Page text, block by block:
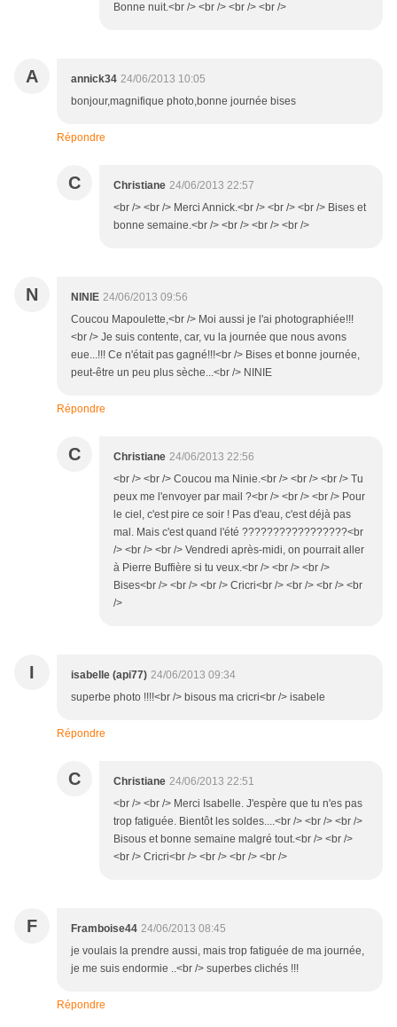
Bonne nuit.<br /> <br /> <br /> <br />
A annick34 24/06/2013 10:05
bonjour,magnifique photo,bonne journée bises
Répondre
C Christiane 24/06/2013 22:57
<br /> <br /> Merci Annick.<br /> <br /> <br /> Bises et
bonne semaine.<br /> <br /> <br /> <br />
N NINIE 24/06/2013 09:56
Coucou Mapoulette,<br /> Moi aussi je l'ai photographiée!!!
<br /> Je suis contente, car, vu la journée que nous avons
eue...!!! Ce n'était pas gagné!!!<br /> Bises et bonne journée,
peut-être un peu plus sèche...<br /> NINIE
Répondre
C Christiane 24/06/2013 22:56
<br /> <br /> Coucou ma Ninie.<br /> <br /> <br /> Tu
peux me l'envoyer par mail ?<br /> <br /> <br /> Pour
le ciel, c'est pire ce soir ! Pas d'eau, c'est déjà pas
mal. Mais c'est quand l'été ?????????????????<br
/> <br /> <br /> Vendredi après-midi, on pourrait aller
à Pierre Buffière si tu veux.<br /> <br /> <br />
Bises<br /> <br /> <br /> Cricri<br /> <br /> <br /> <br
/>
I isabelle (api77) 24/06/2013 09:34
superbe photo !!!!<br /> bisous ma cricri<br /> isabele
Répondre
C Christiane 24/06/2013 22:51
<br /> <br /> Merci Isabelle. J'espère que tu n'es pas
trop fatiguée. Bientôt les soldes....<br /> <br /> <br />
Bisous et bonne semaine malgré tout.<br /> <br />
<br /> Cricri<br /> <br /> <br /> <br />
F Framboise44 24/06/2013 08:45
je voulais la prendre aussi, mais trop fatiguée de ma journée,
je me suis endormie ..<br /> superbes clichés !!!
Répondre